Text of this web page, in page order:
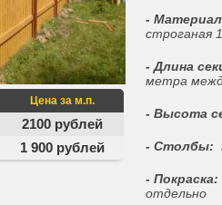
Цена за м.п.
2100 рублей
1 900 рублей
- Материал
строганая
- Длина
метра
- Высота
- Столбы:
- Покраска:
отдельно